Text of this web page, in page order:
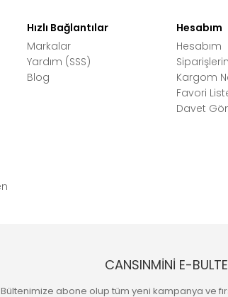
Hızlı Bağlantılar
Markalar
Yardım (SSS)
Blog
Hesabım
Hesabım
Kargom
Favori
Davet
CANSINMİNİ E-
Bültenimize abone olup tüm yeni kampanya ve